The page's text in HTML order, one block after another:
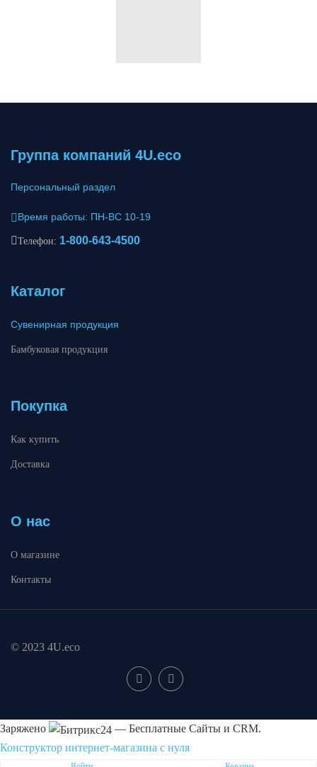
Группа компаний 4U.eco
Персональный раздел
Время работы: ПН-ВС 10-19
Телефон: 1-800-643-4500
Каталог
Сувенирная продукция
Бамбуковая продукция
Покупка
Как купить
Доставка
О нас
О магазине
Контакты
© 2023 4U.eco
Заряжено
— Бесплатные Сайты и CRM.
Конструктор интернет-магазина с нуля